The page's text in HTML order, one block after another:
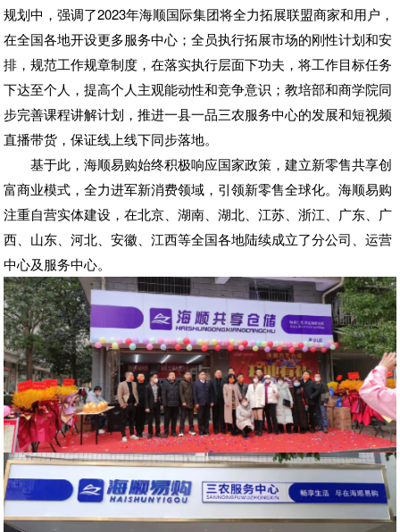
规划中，强调了2023年海顺国际集团将全力拓展联盟商家和用户，
在全国各地开设更多服务中心；全员执行拓展市场的刚性计划和安
排，规范工作规章制度，在落实执行层面下功夫，将工作目标任务
下达至个人，提高个人主观能动性和竞争意识；教培部和商学院同
步完善课程讲解计划，推进一县一品三农服务中心的发展和短视频
直播带货，保证线上线下同步落地。
基于此，海顺易购始终积极响应国家政策，建立新零售共享创
富商业模式，全力进军新消费领域，引领新零售全球化。海顺易购
注重自营实体建设，在北京、湖南、湖北、江苏、浙江、广东、广
西、山东、河北、安徽、江西等全国各地陆续成立了分公司、运营
中心及服务中心。